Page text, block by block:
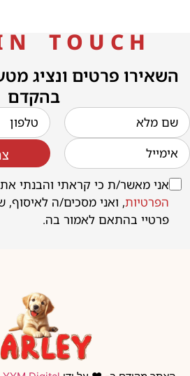
T O U C H
השאירו פרטים ונציג
בהקדם
אני מאשר/ת כי קראתי והבנתי את
הפרטיות, ואני מסכים/ה לאיסוף,
פרטיי בהתאם לאמור בה.